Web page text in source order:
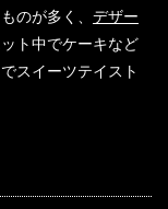
のが多く、 デザー
ト中でケーキなど
スイーツテイスト